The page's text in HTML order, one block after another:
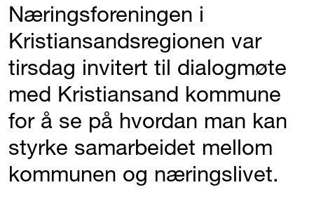
Næringsforeningen i
Kristiansandsregionen var
tirsdag invitert til dialogmøte
med Kristiansand kommune
for å se på hvordan man kan
styrke samarbeidet mellom
kommunen og næringslivet.